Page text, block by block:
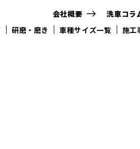
会社概要 洗車コラ
研磨・磨き 車種サイズ一覧 施工